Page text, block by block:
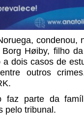
condenou,
Høiby, filho
dois casos de
outros
parte da
pelo tribunal.